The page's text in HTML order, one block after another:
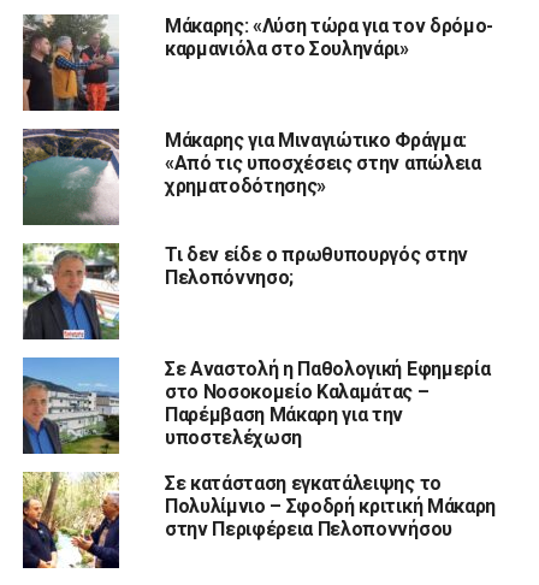
Μάκαρης: «Λύση τώρα για τον δρόμο-
καρμανιόλα στο Σουληνάρι»
Μάκαρης για Μιναγιώτικο Φράγμα:
«Από τις υποσχέσεις στην απώλεια
χρηματοδότησης»
Τι δεν είδε ο πρωθυπουργός στην
Πελοπόννησο;
Σε Αναστολή η Παθολογική Εφημερία
στο Νοσοκομείο Καλαμάτας –
Παρέμβαση Μάκαρη για την
υποστελέχωση
Σε κατάσταση εγκατάλειψης το
Πολυλίμνιο – Σφοδρή κριτική Μάκαρη
στην Περιφέρεια Πελοποννήσου